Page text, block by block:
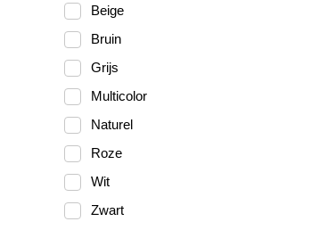
Beige
Bruin
Grijs
Multicolor
Naturel
Roze
Wit
Zwart